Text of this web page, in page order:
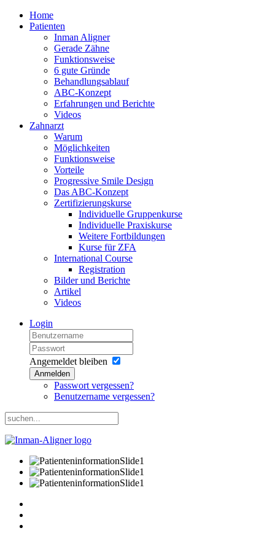
Home
Patienten
Inman Aligner
Gerade Zähne
Funktionsweise
6 gute Gründe
Behandlungsablauf
ABC-Konzept
Erfahrungen und Berichte
Videos
Zahnarzt
Warum
Möglichkeiten
Funktionsweise
Vorteile
Progressive Smile Design
Das ABC-Konzept
Zertifizierungskurse
Individuelle Gruppenkurse
Individuelle Praxiskurse
Weitere Fortbildungen
Kurse für ZFA
International Course
Registration
Bilder und Berichte
Artikel
Videos
Login
Angemeldet bleiben
Anmelden
Passwort vergessen?
Benutzername vergessen?